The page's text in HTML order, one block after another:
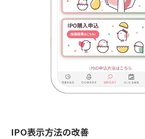
IPO表示方法の改善